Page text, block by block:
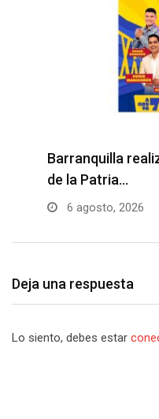
Barranquilla
de la Patria…
6 agosto, 2026
Deja una respuesta
Lo siento, debes estar